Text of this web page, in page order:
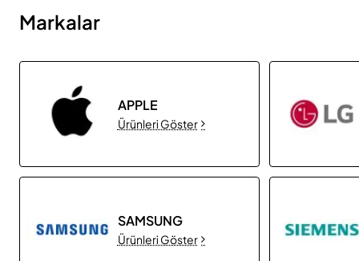
Markalar
APPLE
Ürünleri Göster
SAMSUNG
Ürünleri Göster